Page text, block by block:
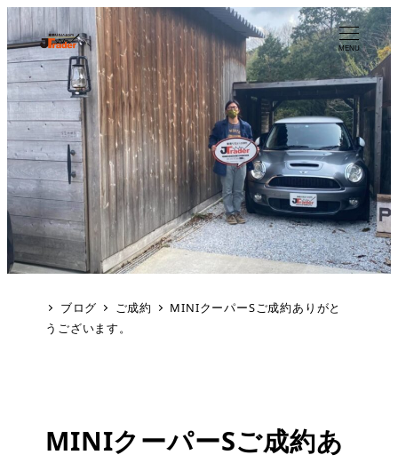
MENU
ブログ ご成約
MINIクーパーSご成約ありがと
うございます。
MINIクーパーSご成約あ